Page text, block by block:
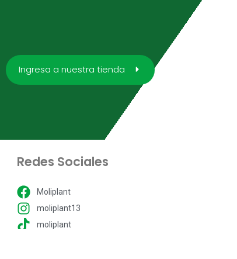
Ingresa a nuestra tienda
Redes Sociales
Moliplant
moliplant13
moliplant